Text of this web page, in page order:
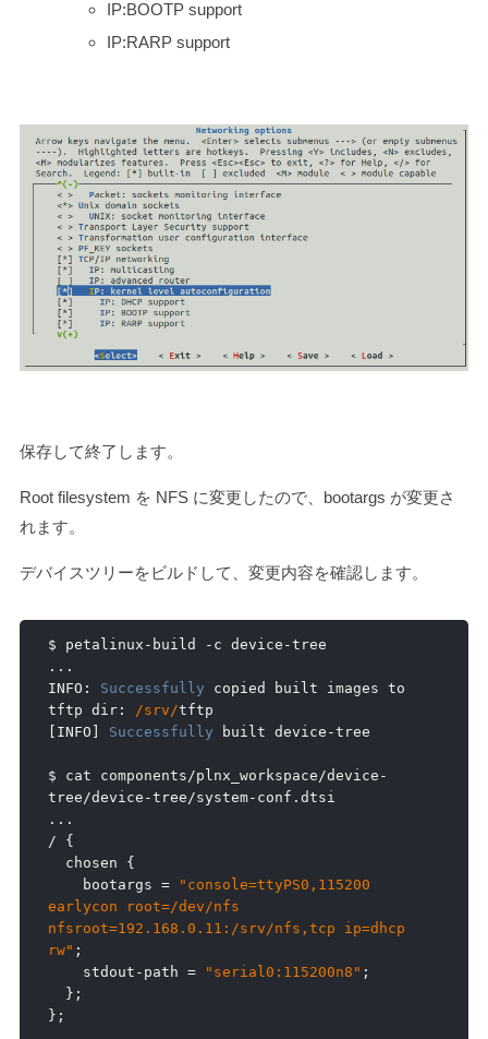
IP:BOOTP support
IP:RARP support
保存して終了します。
Root filesystem を NFS に変更したので、bootargs が変更さ
れます。
デバイスツリーをビルドして、変更内容を確認します。
$ petalinux - build - c device -
...
INFO : Successfully copied built images to
tftp dir: /srv/
INFO Successfully built device -tree
$ cat components/plnx_workspace/device -
tree/device -tree/system- conf .
...
/
{
  chosen
{
    bootargs
=
"console=ttyPS0,115200
earlycon root=/dev/nfs
nfsroot=192.168.0.11:/srv/nfs,tcp ip=dhcp
rw" ;
    stdout
- path = "serial0:115200n8" ;
};
};